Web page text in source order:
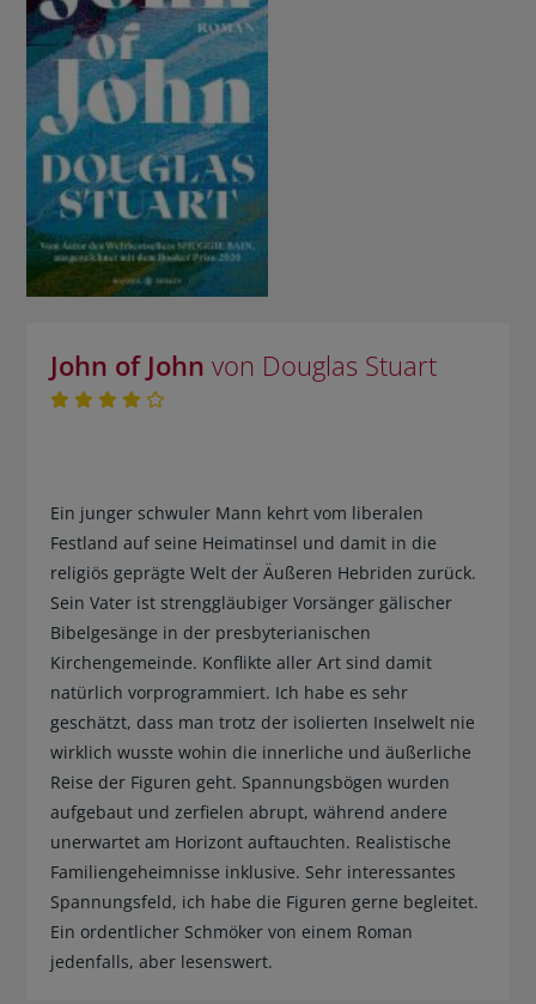
John of John von Douglas Stuart
Ein junger schwuler Mann kehrt vom liberalen
Festland auf seine Heimatinsel und damit in die
religiös geprägte Welt der Äußeren Hebriden zurück.
Sein Vater ist strenggläubiger Vorsänger gälischer
Bibelgesänge in der presbyterianischen
Kirchengemeinde. Konflikte aller Art sind damit
natürlich vorprogrammiert. Ich habe es sehr
geschätzt, dass man trotz der isolierten Inselwelt nie
wirklich wusste wohin die innerliche und äußerliche
Reise der Figuren geht. Spannungsbögen wurden
aufgebaut und zerfielen abrupt, während andere
unerwartet am Horizont auftauchten. Realistische
Familiengeheimnisse inklusive. Sehr interessantes
Spannungsfeld, ich habe die Figuren gerne begleitet.
Ein ordentlicher Schmöker von einem Roman
jedenfalls, aber lesenswert.